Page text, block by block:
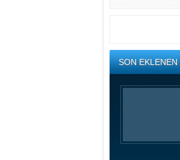
SON EKLENEN